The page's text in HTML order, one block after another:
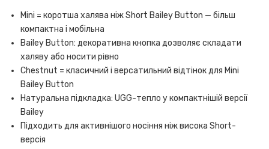
Mini = коротша халява ніж Short Bailey Button — більш
компактна і мобільна
Bailey Button: декоративна кнопка дозволяє складати
халяву або носити рівно
Chestnut = класичний і версатильний відтінок для Mini
Bailey Button
Натуральна підкладка: UGG-тепло у компактнішій версії
Bailey
Підходить для активнішого носіння ніж висока Short-
версія